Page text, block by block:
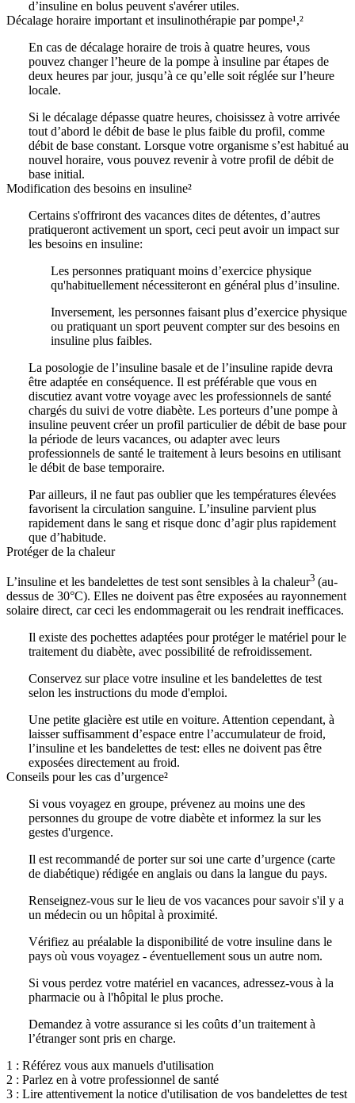
d’insuline en bolus peuvent s'avérer utiles.
Décalage horaire important et insulinothérapie par pompe¹,²
En cas de décalage horaire de trois à quatre heures, vous
pouvez changer l’heure de la pompe à insuline par étapes de
deux heures par jour, jusqu’à ce qu’elle soit réglée sur l’heure
locale.
Si le décalage dépasse quatre heures, choisissez à votre arrivée
tout d’abord le débit de base le plus faible du profil, comme
débit de base constant. Lorsque votre organisme s’est habitué au
nouvel horaire, vous pouvez revenir à votre profil de débit de
base initial.
Modification des besoins en insuline²
Certains s'offriront des vacances dites de détentes, d’autres
pratiqueront activement un sport, ceci peut avoir un impact sur
les besoins en insuline:
Les personnes pratiquant moins d’exercice physique
qu'habituellement nécessiteront en général plus d’insuline.
Inversement, les personnes faisant plus d’exercice physique
ou pratiquant un sport peuvent compter sur des besoins en
insuline plus faibles.
La posologie de l’insuline basale et de l’insuline rapide devra
être adaptée en conséquence. Il est préférable que vous en
discutiez avant votre voyage avec les professionnels de santé
chargés du suivi de votre diabète. Les porteurs d’une pompe à
insuline peuvent créer un profil particulier de débit de base pour
la période de leurs vacances, ou adapter avec leurs
professionnels de santé le traitement à leurs besoins en utilisant
le débit de base temporaire.
Par ailleurs, il ne faut pas oublier que les températures élevées
favorisent la circulation sanguine. L’insuline parvient plus
rapidement dans le sang et risque donc d’agir plus rapidement
que d’habitude.
Protéger de la chaleur
L’insuline et les bandelettes de test sont sensibles à la chaleur3 (au-
dessus de 30°C). Elles ne doivent pas être exposées au rayonnement
solaire direct, car ceci les endommagerait ou les rendrait inefficaces.
Il existe des pochettes adaptées pour protéger le matériel pour le
traitement du diabète, avec possibilité de refroidissement.
Conservez sur place votre insuline et les bandelettes de test
selon les instructions du mode d'emploi.
Une petite glacière est utile en voiture. Attention cependant, à
laisser suffisamment d’espace entre l’accumulateur de froid,
l’insuline et les bandelettes de test: elles ne doivent pas être
exposées directement au froid.
Conseils pour les cas d’urgence²
Si vous voyagez en groupe, prévenez au moins une des
personnes du groupe de votre diabète et informez la sur les
gestes d'urgence.
Il est recommandé de porter sur soi une carte d’urgence (carte
de diabétique) rédigée en anglais ou dans la langue du pays.
Renseignez-vous sur le lieu de vos vacances pour savoir s'il y a
un médecin ou un hôpital à proximité.
Vérifiez au préalable la disponibilité de votre insuline dans le
pays où vous voyagez - éventuellement sous un autre nom.
Si vous perdez votre matériel en vacances, adressez-vous à la
pharmacie ou à l'hôpital le plus proche.
Demandez à votre assurance si les coûts d’un traitement à
l’étranger sont pris en charge.
1 : Référez vous aux manuels d'utilisation
2 : Parlez en à votre professionnel de santé
3 : Lire attentivement la notice d'utilisation de vos bandelettes de test